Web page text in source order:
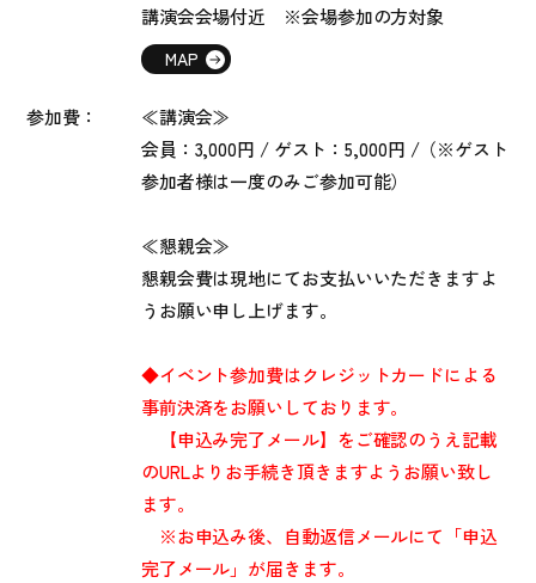
講演会会場付近 ※会場参加の方対象
MAP
参加費：
≪講演会≫
会員：3,000円 / ゲスト：5,000円 /（※ゲスト
参加者様は一度のみご参加可能）
≪懇親会≫
懇親会費は現地にてお支払いいただきますよ
うお願い申し上げます。
◆イベント参加費はクレジットカードによる
事前決済をお願いしております。
【申込み完了メール】をご確認のうえ記載
のURLよりお手続き頂きますようお願い致し
ます。
※お申込み後、自動返信メールにて「申込
完了メール」が届きます。